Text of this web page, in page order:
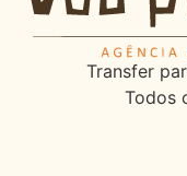
Transfer
Todos